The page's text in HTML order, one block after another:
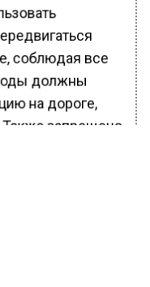
соблюдая все
должны
на дороге,
запрещено